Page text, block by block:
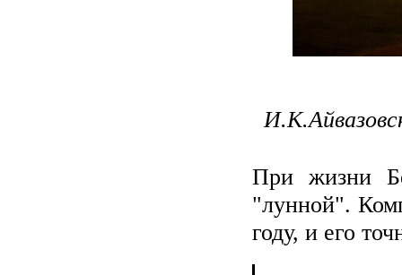
При жизни
"лунной".
году, и его